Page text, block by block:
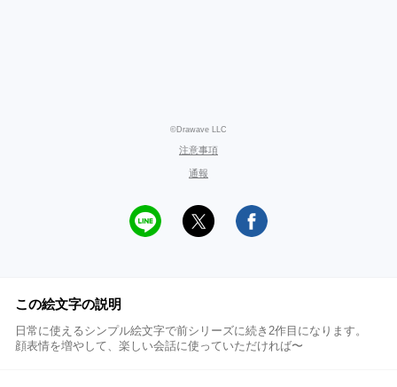
©Drawave LLC
注意事項
通報
この絵文字の説明
日常に使えるシンプル絵文字で前シリーズに続き2作目になります。
顔表情を増やして、楽しい会話に使っていただければ〜